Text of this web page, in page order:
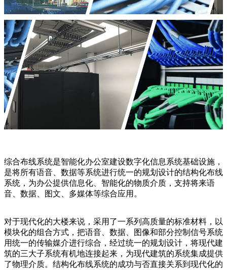
综合布线系统是智能化办公室建设数字化信息系统基础设施，
是将所有语音、数据等系统进行统一的规划设计的结构化布线
系统，为办公提供信息化、智能化的物质介质，支持将来语
音、数据、图文、多媒体等综合应用。
对于现代化的大楼来说，采用了一系列高质量的标准材料，以
模块化的组合方式，把语音、数据、图像和部分控制信号系统
用统一的传输媒介进行综合，经过统一的规划设计，将现代建
筑的三大子系统有机地连接起来，为现代建筑的系统集成提供
了物理介质。结构化布线系统的成功与否直接关系到现代化的